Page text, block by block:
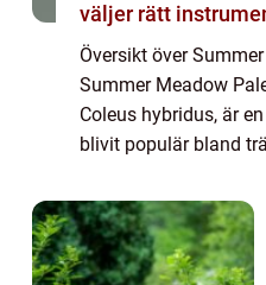
väljer rätt
Översikt över
Summer Meadow
Coleus hybridus, är
blivit populär bland
livliga färger gör den